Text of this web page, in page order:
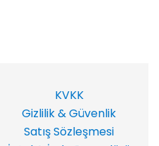
KVKK
Gizlilik & Güvenlik
Satış Sözleşmesi